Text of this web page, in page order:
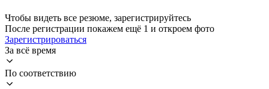
Чтобы видеть все резюме, зарегистрируйтесь
После регистрации покажем ещё 1 и откроем фото
Зарегистрироваться
За всё время
По соответствию